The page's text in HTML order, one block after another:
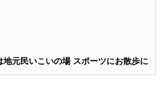
元民いこいの場 スポーツにお散歩に